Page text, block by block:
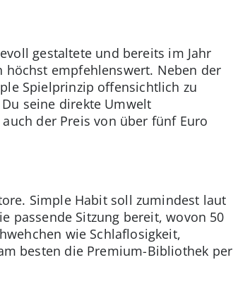
gestaltete und bereits im Jahr
höchst empfehlenswert. Neben der
Spielprinzip offensichtlich zu
seine direkte Umwelt
der Preis von über fünf Euro
Simple Habit soll zumindest laut
passende Sitzung bereit, wovon 50
wie Schlaflosigkeit,
besten die Premium-Bibliothek per